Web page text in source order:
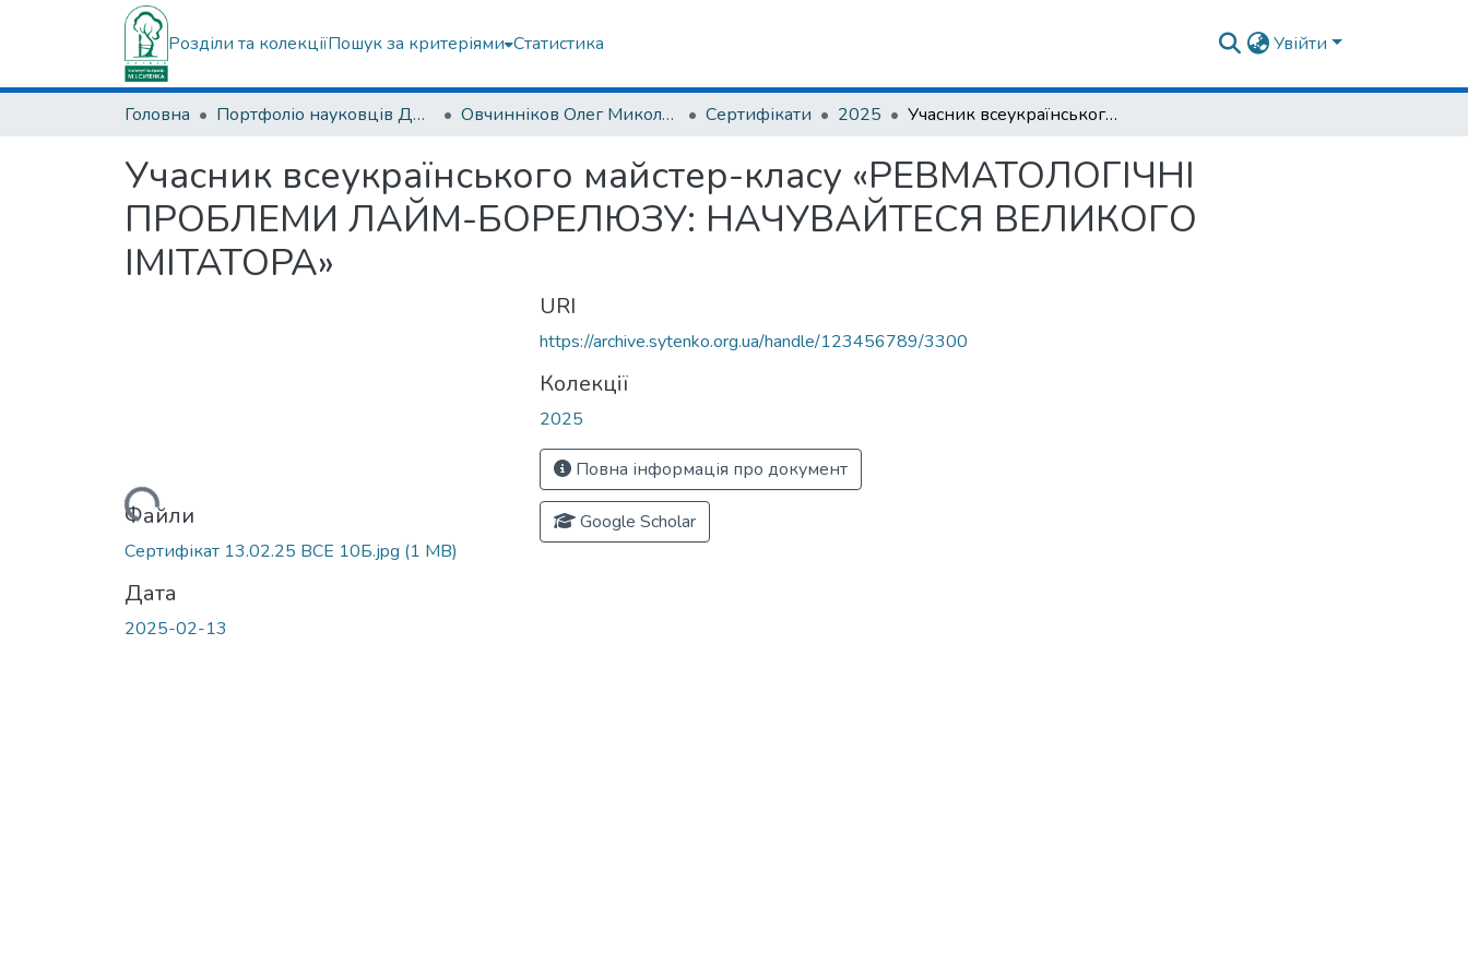
Розділи та колекціїПошук за критеріями Статистика Увійти
Головна Портфоліо науковців ДУ "ІПХС ім. проф. М.І. Ситенка" Овчинніков Олег Миколайович Сертифікати 2025 Учасник всеукраїнського майстер-класу «РЕВМАТОЛОГІЧНІ ПРОБЛЕМИ ЛАЙМ-БОРЕЛЮЗУ: НАЧУВАЙТЕСЯ ВЕЛИКОГО ІМІТАТОРА»
Учасник всеукраїнського майстер-класу «РЕВМАТОЛОГІЧНІ
ПРОБЛЕМИ ЛАЙМ-БОРЕЛЮЗУ: НАЧУВАЙТЕСЯ ВЕЛИКОГО
ІМІТАТОРА»
Вантажиться...
Файли
Сертифікат 13.02.25 ВСЕ 10Б.jpg (1 MB)
Дата
2025-02-13
URI
https://archive.sytenko.org.ua/handle/123456789/3300
Колекції
2025
Повна інформація про документ
Google Scholar